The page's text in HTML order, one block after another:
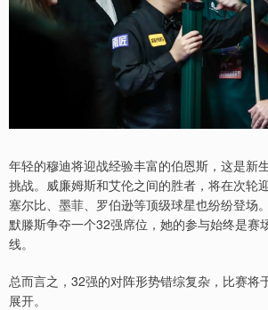
年轻的穆迪将迎战经验丰富的伯恩斯，这是新
挑战。威廉姆斯和艾伦之间的胜者，将在次轮
塞尔比、墨菲、罗伯逊等顶级球星也纷纷登场
默滕斯争夺一个32强席位，她的参与始终是赛
线。
总而言之，32强的对阵形势错综复杂，比赛将
展开。